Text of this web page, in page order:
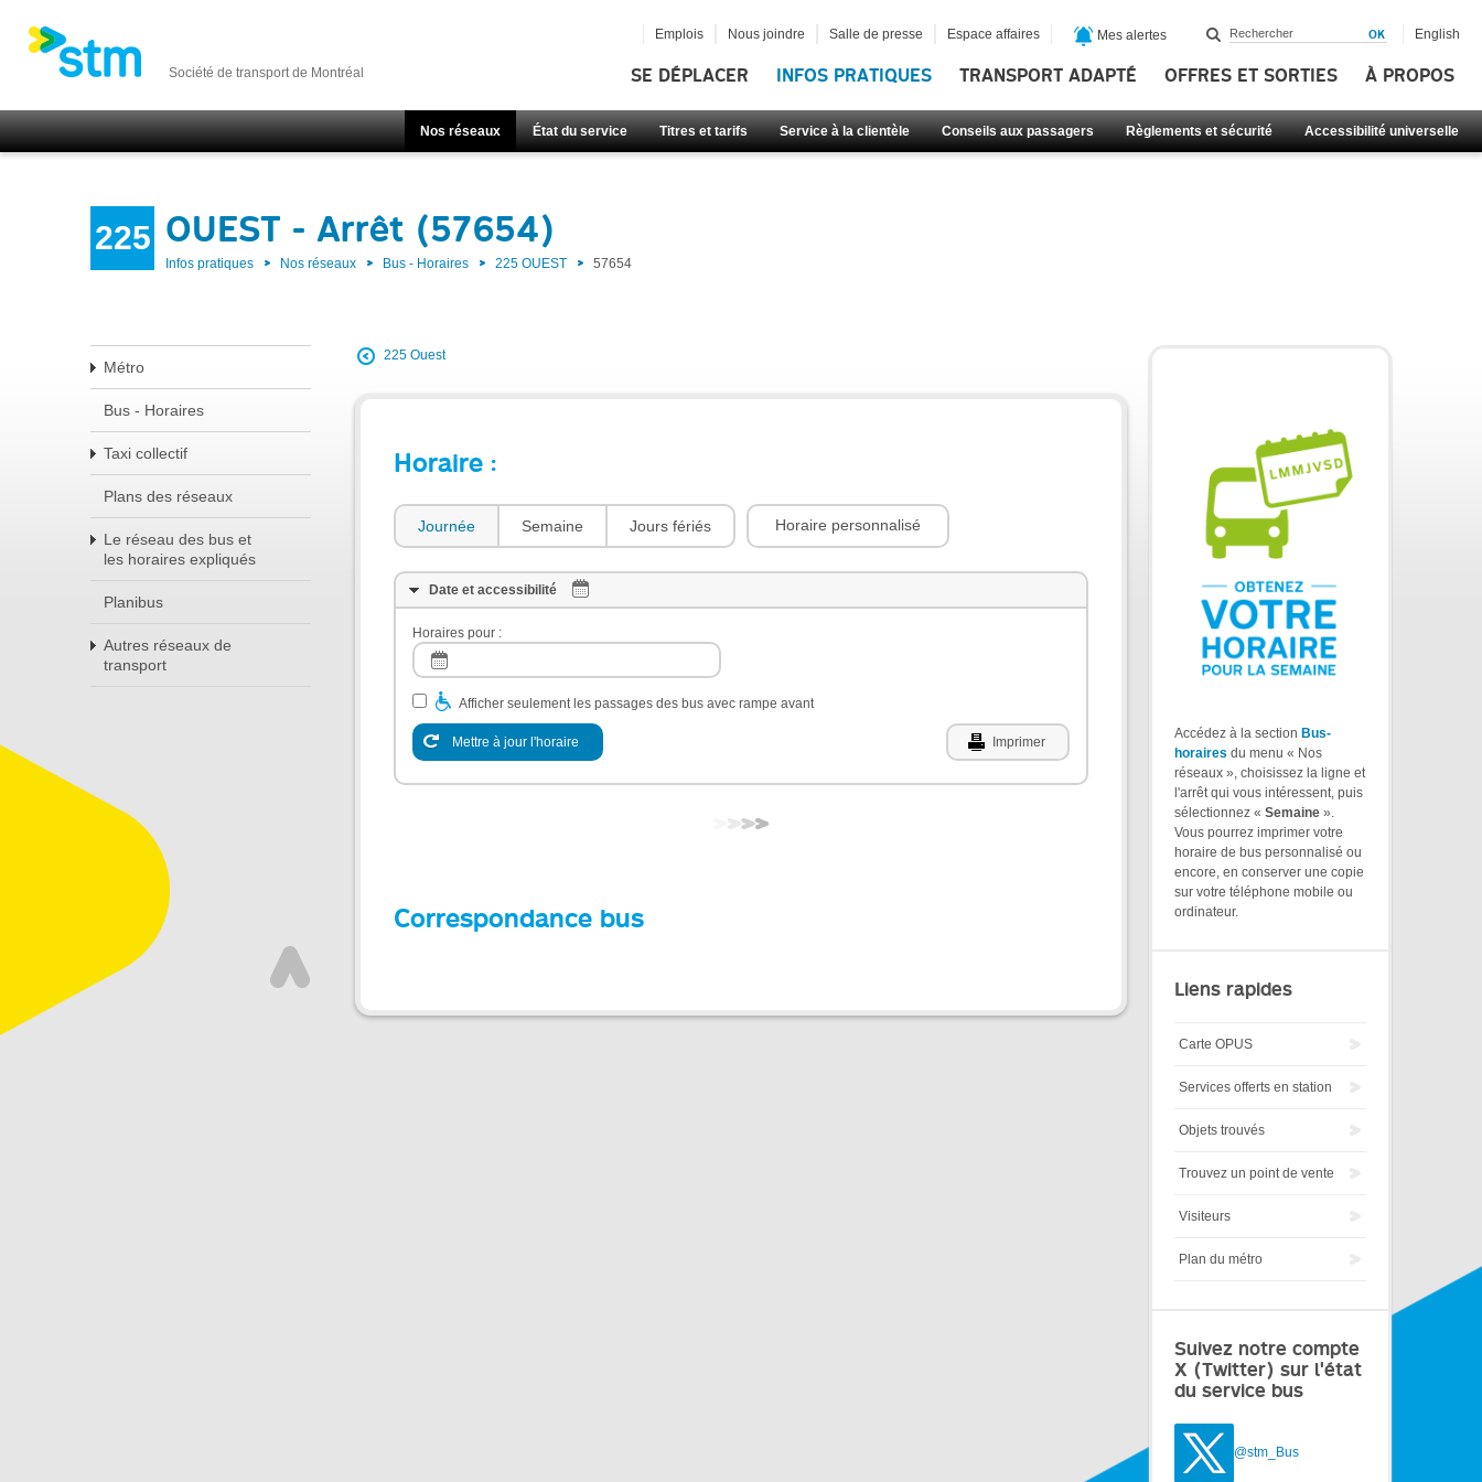
Société de transport de Montréal SE DÉPLACER INFOS PRATIQUES TRANSPORT ADAPTÉ OFFRES ET SORTIES À PROPOS
Nos réseaux État du service Titres et tarifs Service à la clientèle Conseils aux passagers Règlements et sécurité Accessibilité universelle
Emplois Nous joindre Salle de presse Espace affaires Mes alertes English
225 OUEST - Arrêt (57654)
Infos pratiques Nos réseaux Bus - Horaires 225 OUEST 57654
Métro
Bus - Horaires
Taxi collectif
Plans des réseaux
Le réseau des bus et
les horaires expliqués
Planibus
Autres réseaux de
transport
225 Ouest
Horaire :
Journée Semaine Jours fériés Horaire personnalisé
Date et accessibilité
Horaires pour :
Afficher seulement les passages des bus avec rampe avant
Mettre à jour l'horaire Imprimer
Correspondance bus
Accédez à la section Bus-
horaires du menu « Nos
réseaux », choisissez la ligne et
l'arrêt qui vous intéressent, puis
sélectionnez « Semaine ».
Vous pourrez imprimer votre
horaire de bus personnalisé ou
encore, en conserver une copie
sur votre téléphone mobile ou
ordinateur.
Liens rapides
Carte OPUS
Services offerts en station
Objets trouvés
Trouvez un point de vente
Visiteurs
Plan du métro
Suivez notre compte
X (Twitter) sur l'état
du service bus
@stm_Bus